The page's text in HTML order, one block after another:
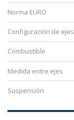
Norma EURO
Configuración de ejes
Combustible
Medida entre ejes
Suspensión